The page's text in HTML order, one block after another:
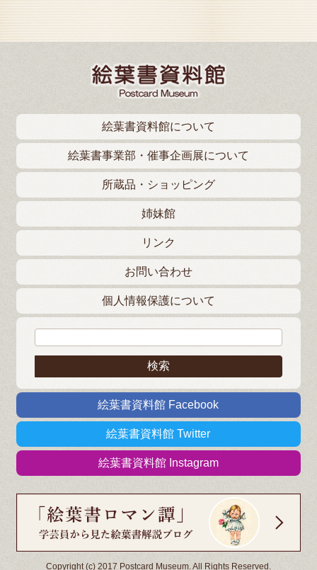
絵葉書資料館について
絵葉書事業部・催事企画展について
所蔵品・ショッピング
姉妹館
リンク
お問い合わせ
個人情報保護について
絵葉書資料館 Facebook
絵葉書資料館 Twitter
絵葉書資料館 Instagram
Copyright (c) 2017 Postcard Museum. All Rights Reserved.